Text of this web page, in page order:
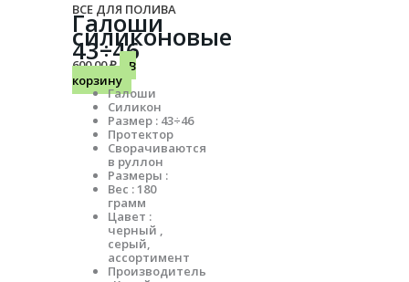
ВСЕ ДЛЯ ПОЛИВА
Галоши
силиконовые
43÷46
600.00₽
В
корзину
Галоши
Силикон
Размер : 43÷46
Протектор
Сворачиваются
в руллон
Размеры :
Вес : 180
грамм
Цавет :
черный ,
серый,
ассортимент
Производитель